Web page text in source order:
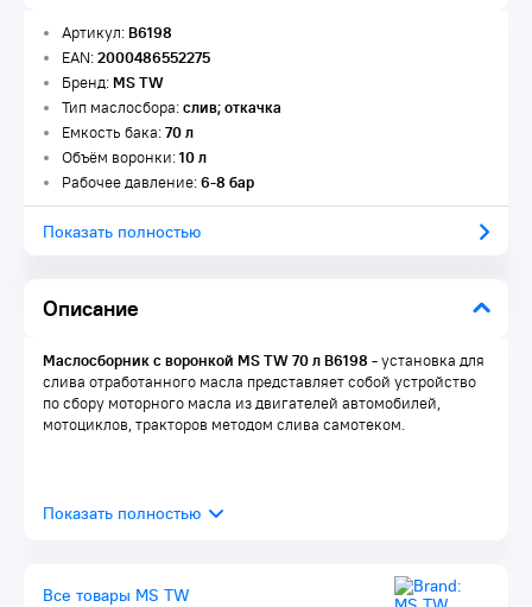
Описание
Артикул:B6198
EAN:2000486552275
Бренд:MS TW
Тип маслосбора:слив; откачка
Емкость бака:70 л
Объём воронки:10 л
Рабочее давление:6-8 бар
Показать полностью
Маслосборник с воронкой MS TW 70 л B6198 -установка для
слива отработанного масла представляет собой устройство
по сбору моторного масла из двигателей автомобилей,
мотоциклов, тракторов методом слива самотеком.
Все товары MS TW